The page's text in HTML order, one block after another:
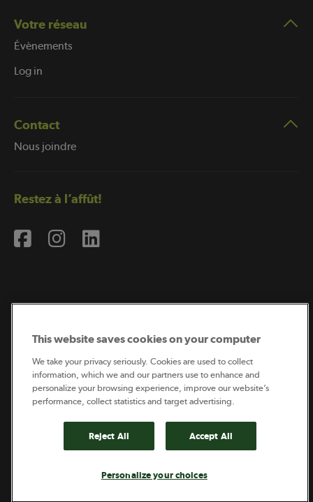
Votre réseau
Évènements
Log in
Contact
Nous joindre
Restez à l’affût!
Coopérateur est publié par Sollio Groupe Coopératif.
Il est l’outil d’information de la coopération agricole
québécoise.
This website saves cookies on your computer
We take your privacy seriously. Cookies are used to collect
information, which we and our partners use to enhance and
personalize your browsing experience, improve our website’s
performance, collect statistics and target advertising.
Reject All Accept All
Personalize your choices